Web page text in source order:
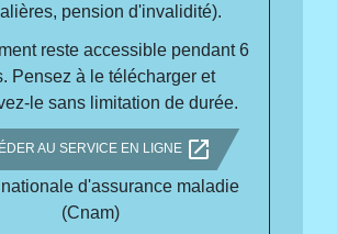
pension d'invalidité).
reste accessible pendant 6
Pensez à le télécharger et
le sans limitation de durée.
AU SERVICE EN LIGNE open_in_new
d'assurance maladie
(Cnam)